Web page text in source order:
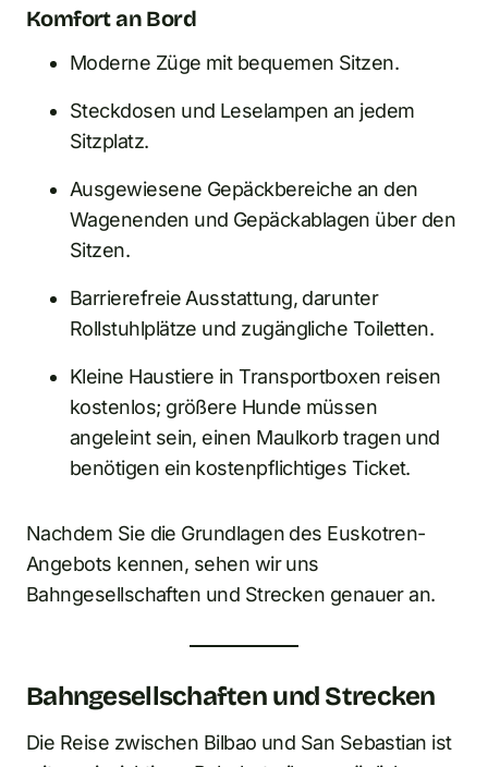
Komfort an Bord
Moderne Züge mit bequemen Sitzen.
Steckdosen und Leselampen an jedem
Sitzplatz.
Ausgewiesene Gepäckbereiche an den
Wagenenden und Gepäckablagen über den
Sitzen.
Barrierefreie Ausstattung, darunter
Rollstuhlplätze und zugängliche Toiletten.
Kleine Haustiere in Transportboxen reisen
kostenlos; größere Hunde müssen
angeleint sein, einen Maulkorb tragen und
benötigen ein kostenpflichtiges Ticket.
Nachdem Sie die Grundlagen des Euskotren-
Angebots kennen, sehen wir uns
Bahngesellschaften und Strecken genauer an.
Bahngesellschaften und Strecken
Die Reise zwischen Bilbao und San Sebastian ist